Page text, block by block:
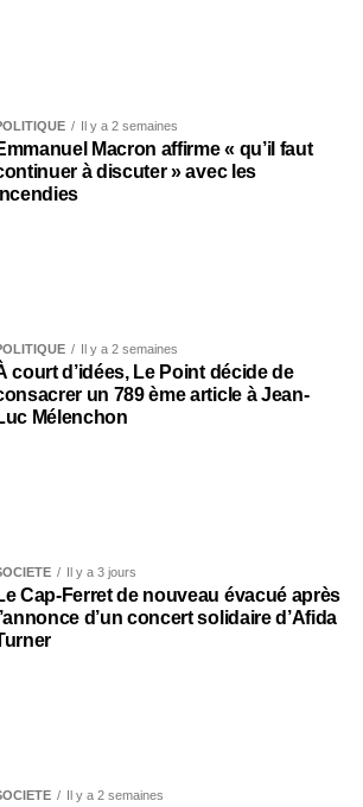
Il y a 2 semaines
Macron affirme « qu’il faut
à discuter » avec les
Il y a 2 semaines
court d’idées, Le Point décide de
un 789 ème article à Jean-
Mélenchon
Il y a 3 jours
Cap-Ferret de nouveau évacué après
l’annonce d’un concert solidaire d’Afida
Il y a 2 semaines